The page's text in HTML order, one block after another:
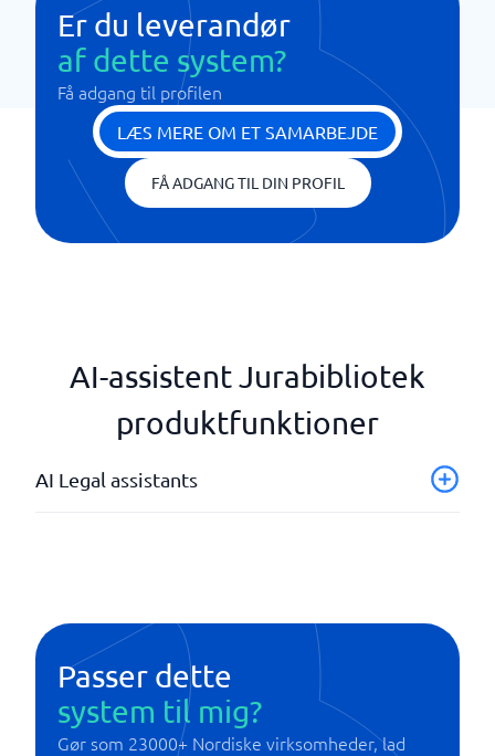
Er du leverandør
af dette system?
Få adgang til profilen
LÆS MERE OM ET SAMARBEJDE
FÅ ADGANG TIL DIN PROFIL
AI-assistent Jurabibliotek
produktfunktioner
AI Legal assistants
Teksttilpasning
Passer dette
system til mig?
Gør som 23000+ Nordiske virksomheder, lad